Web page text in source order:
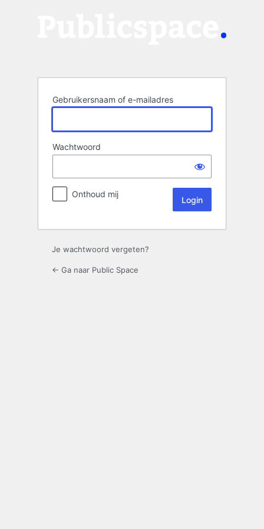
Gebruikersnaam of e-mailadres
Wachtwoord
Onthoud mij
Je wachtwoord vergeten?
← Ga naar Public Space